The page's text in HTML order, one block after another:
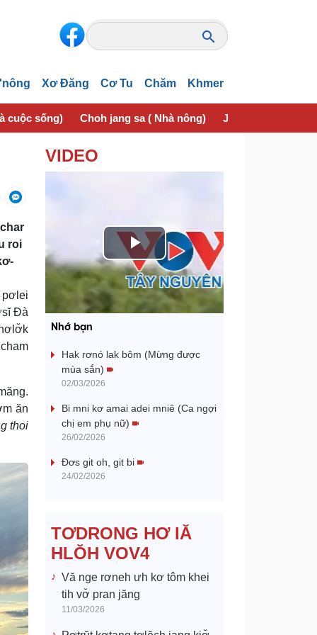
Xơ Đăng Cơ Tu Chăm Khmer
cuộc sống) Choh jang sa ( Nhà nông) Jơhngơ̆m pran
roi
Đà
ăn
thoi
VIDEO
P
l
y
i
Nhớ bạn
Hak rơnó lak bôm (Mừng được
mùa sắn)
02/03/2026
Bi mni kơ amai adei mniê (Ca ngợi
chị em phụ nữ)
26/02/2026
Đơs git oh, git bi
24/02/2026
TƠDRONG HƠ IĂ
HLŎH VOV4
Vă nge rơneh ưh kơ tôm khei
tih vơ̆ pran jăng
11/03/2026